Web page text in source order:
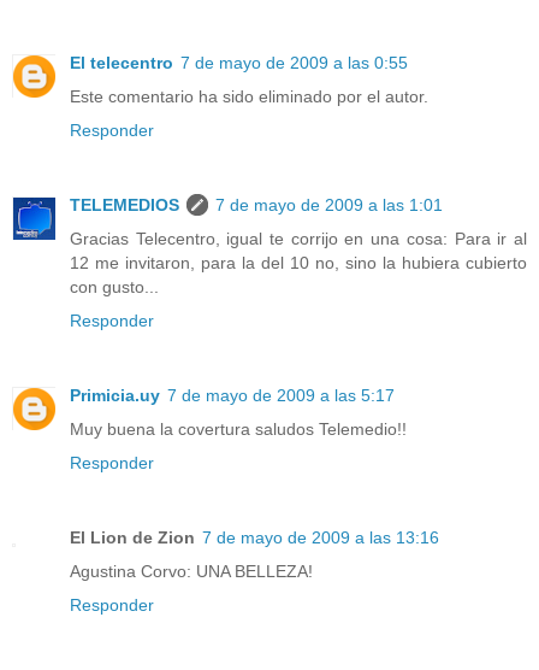
El telecentro 7 de mayo de 2009 a las 0:55
Este comentario ha sido eliminado por el autor.
Responder
TELEMEDIOS
7 de mayo de 2009 a las 1:01
Gracias Telecentro, igual te corrijo en una cosa: Para ir al
12 me invitaron, para la del 10 no, sino la hubiera cubierto
con gusto...
Responder
Primicia.uy 7 de mayo de 2009 a las 5:17
Muy buena la covertura saludos Telemedio!!
Responder
El Lion de Zion 7 de mayo de 2009 a las 13:16
Agustina Corvo: UNA BELLEZA!
Responder